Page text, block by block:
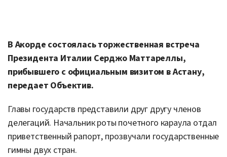
В Акорде состоялась торжественная встреча
Президента Италии Серджо Маттареллы,
прибывшего с официальным визитом в Астану,
передает Объектив.
Главы государств представили друг другу членов
делегаций. Начальник роты почетного караула отдал
приветственный рапорт, прозвучали государственные
гимны двух стран.